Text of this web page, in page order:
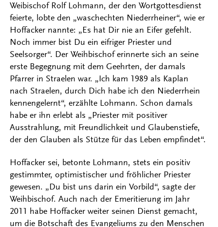
Weibischof Rolf Lohmann, der den Wortgottesdienst
feierte, lobte den „waschechten Niederrheiner“, wie er
Hoffacker nannte: „Es hat Dir nie an Eifer gefehlt.
Noch immer bist Du ein eifriger Priester und
Seelsorger“. Der Weihbischof erinnerte sich an seine
erste Begegnung mit dem Geehrten, der damals
Pfarrer in Straelen war. „Ich kam 1989 als Kaplan
nach Straelen, durch Dich habe ich den Niederrhein
kennengelernt“, erzählte Lohmann. Schon damals
habe er ihn erlebt als „Priester mit positiver
Ausstrahlung, mit Freundlichkeit und Glaubenstiefe,
der den Glauben als Stütze für das Leben empfindet“.
Hoffacker sei, betonte Lohmann, stets ein positiv
gestimmter, optimistischer und fröhlicher Priester
gewesen. „Du bist uns darin ein Vorbild“, sagte der
Weihbischof. Auch nach der Emeritierung im Jahr
2011 habe Hoffacker weiter seinen Dienst gemacht,
um die Botschaft des Evangeliums zu den Menschen